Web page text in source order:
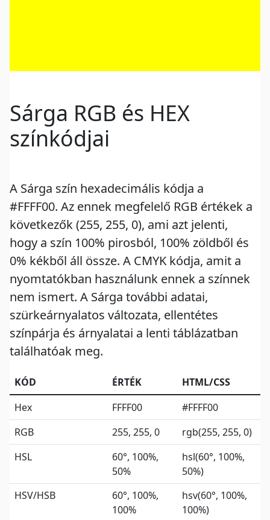
Sárga RGB és HEX
színkódjai
A Sárga szín hexadecimális kódja a
#FFFF00. Az ennek megfelelő RGB értékek a
következők (255, 255, 0), ami azt jelenti,
hogy a szín 100% pirosból, 100% zöldből és
0% kékből áll össze. A CMYK kódja, amit a
nyomtatókban használunk ennek a színnek
nem ismert. A Sárga további adatai,
szürkeárnyalatos változata, ellentétes
színpárja és árnyalatai a lenti táblázatban
találhatóak meg.
KÓD ÉRTÉK
HTML/CSS
Hex
FFFF00
#FFFF00
RGB
255, 255, 0
rgb(255, 255, 0)
HSL
60°, 100%,
50%
hsl(60°, 100%,
50%)
HSV/HSB
60°, 100%,
100%
hsv(60°, 100%,
100%)